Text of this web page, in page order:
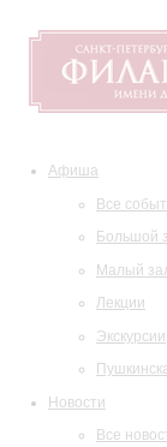
Афиша
Все
Большой
Малый
Лекции
Экскурсии
Новости
Все